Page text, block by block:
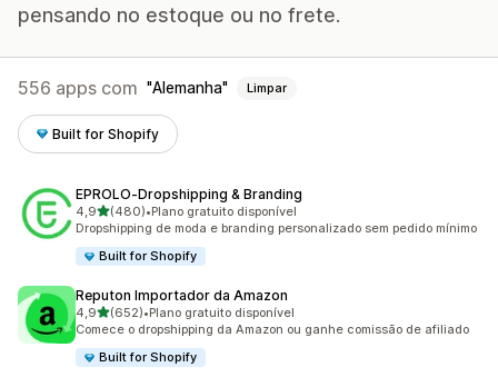
pensando no estoque ou no frete.
556 apps com Alemanha Limpar
Built for Shopify
EPROLO‑Dropshipping & Branding
4,9de 5 estrelas
(480)
480 avaliações ao todo
•Plano gratuito disponível
Dropshipping de moda e branding personalizado sem pedido mínimo
Built for Shopify
Reputon Importador da Amazon
4,9de 5 estrelas
(652)
652 avaliações ao todo
•Plano gratuito disponível
Comece o dropshipping da Amazon ou ganhe comissão de afiliado
Built for Shopify